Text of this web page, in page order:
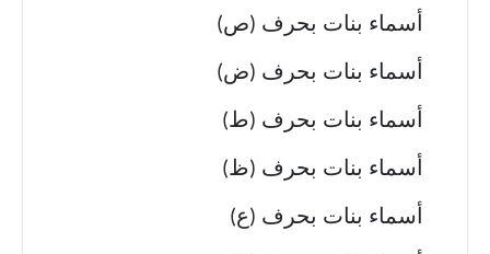
أسماء بنات بحرف (ص)
أسماء بنات بحرف (ض)
أسماء بنات بحرف (ط)
أسماء بنات بحرف (ظ)
أسماء بنات بحرف (ع)